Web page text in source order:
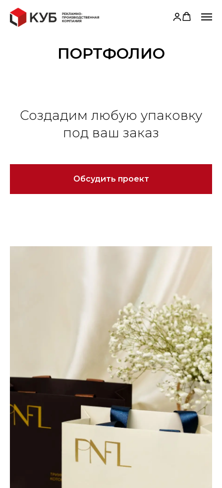
ПОРТФОЛИО
Создадим любую упаковку
под ваш заказ
Обсудить проект